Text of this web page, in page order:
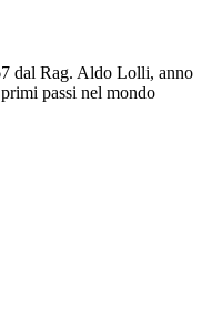
dal Rag. Aldo Lolli, anno
passi nel mondo